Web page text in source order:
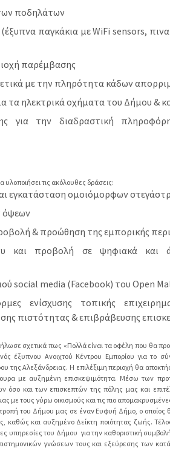
ποδηλάτων
παγκάκια με WiFi sensors,
παρέμβασης
με την πληρότητα κάδων
τα ηλεκτρικά οχήματα του Δήμου &
για την διαδραστική
τις ακόλουθες δράσεις:
εγκατάσταση ομοιόμορφων
όψεων
& προώθηση της εμπορικής
και προβολή σε ψηφιακά και
social media (Facebook) του Open
ενίσχυσης τοπικής
πιστότητας & επιβράβευσης
σχετικά πως «Πολλά είναι τα οφέλη που θα
έξυπνου Ανοιχτού Κέντρου Εμπορίου για το
της Αλεξάνδρειας. Η επιλέξιμη περιοχή θα
με αυξημένη επισκεψιμότητα. Μέσω των
όσο και των επισκεπτών της πόλης μας και
με τους γύρω οικισμούς και τις πιο
του Δήμου μας σε έναν Ευφυή Δήμο, ο οποίος
καθώς και αυξημένο Δείκτη ποιότητας ζωής.
υπηρεσίες του Δήμου για την καθοριστική
γνώσεων τους και εξεύρεσης των